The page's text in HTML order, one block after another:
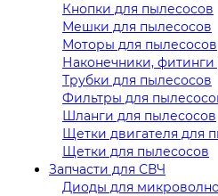
Кнопки для пылесосов
Мешки для пылесосов
Моторы для пылесосов
Наконечники,
Трубки для пылесосов
Фильтры для
Шланги для пылесосов
Щетки двигателя для
Щетки для пылесосов
Запчасти для СВЧ
Диоды для